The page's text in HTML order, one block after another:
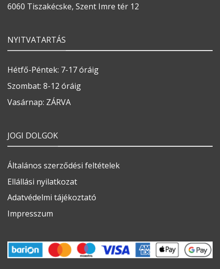
6060 Tiszakécske, Szent Imre tér 12
NYITVATARTÁS
Hétfő-Péntek: 7-17 óráig
Szombat: 8-12 óráig
Vasárnap: ZÁRVA
JOGI DOLGOK
Általános szerződési feltételek
Ellállási nyilatkozat
Adatvédelmi tájékoztató
Impresszum